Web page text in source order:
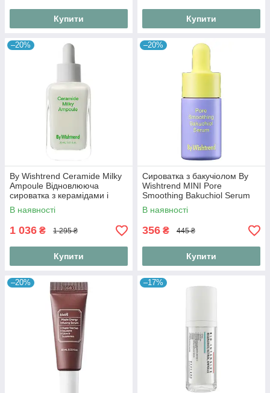
Купити Купити
–20%
By Wishtrend Ceramide Milky
Ampoule Відновлююча
сироватка з керамідами і
центелою, 30 мл
В наявності
1 036 ₴ 1 295 ₴
Купити
–20%
Сироватка з бакучіолом By
Wishtrend MINI Pore
Smoothing Bakuchiol Serum
10 ml
В наявності
356 ₴ 445 ₴
Купити
–20% –17%